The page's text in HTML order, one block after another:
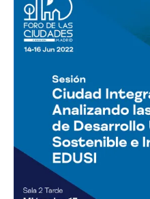
urbanos
del Grupo
de
Arquitectura,
Urbanismo
Sostenibilidad
(GIAU+S)
la